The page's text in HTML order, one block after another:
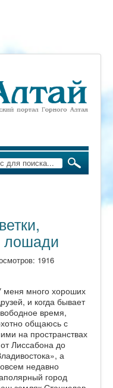
лошади
1916
меня много хороших
и когда бывает
время,
общаюсь с
на пространствах
Лиссабона до
а
недавно
город